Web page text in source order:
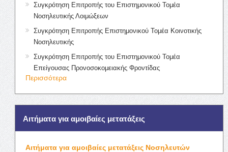
Συγκρότηση Επιτροπής του Επιστημονικού Τομέα
Νοσηλευτικής Λοιμώξεων
Συγκρότηση Επιτροπής Επιστημονικού Τομέα Κοινοτικής
Νοσηλευτικής
Συγκρότηση Επιτροπής του Επιστημονικού Τομέα
Επείγουσας Προνοσοκομειακής Φροντίδας
Περισσότερα
Αιτήματα για αμοιβαίες μετατάξεις
Αιτήματα για αμοιβαίες μετατάξεις Νοσηλευτών